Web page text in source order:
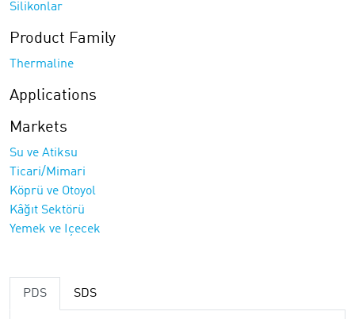
Silikonlar
Product Family
Thermaline
Applications
Markets
Su ve Atiksu
Ticari/Mimari
Köprü ve Otoyol
Kâğıt Sektörü
Yemek ve Içecek
PDS SDS